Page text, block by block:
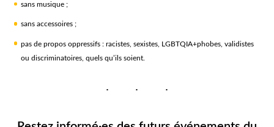
sans musique ;
sans accessoires ;
pas de propos oppressifs : racistes, sexistes, LGBTQIA+phobes, validistes
ou discriminatoires, quels qu’ils soient.